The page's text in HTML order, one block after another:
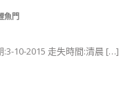
魚門
:3-10-2015 走失時間:清晨 […]